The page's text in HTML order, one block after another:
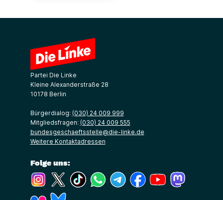
Partei Die Linke
Kleine Alexanderstraße 28
10178 Berlin
Bürgerdialog: (030) 24 009 999
Mitgliedsfragen: (030) 24 009 555
bundesgeschaeftsstelle@die-linke.de
Weitere Kontaktadressen
Folge uns:
(Link öffnet ein neues Fenster)
(Link öffnet ein neues Fenster)
(Link öffnet ein neues Fenster)
(Link öffnet ein neues Fenster)
(Link öffnet ein neues Fenster)
(Link öffnet ein neues
(Link öffnet ein
(Link öffnet ein neues Fenster)